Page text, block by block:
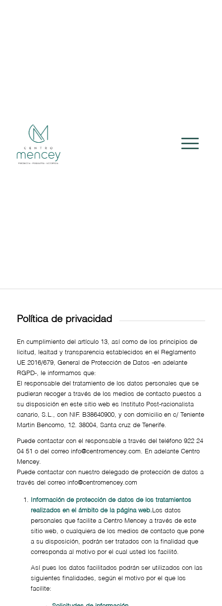
Política de privacidad
En cumplimiento del artículo 13, así como de los principios de
licitud, lealtad y transparencia establecidos en el Reglamento
UE 2016/679, General de Protección de Datos -en adelante
RGPD-, le informamos que:
El responsable del tratamiento de los datos personales que se
pudieran recoger a través de los medios de contacto puestos a
su disposición en este sitio web es Instituto Post-racionalista
canario, S.L., con NIF. B38640900, y con domicilio en c/ Teniente
Martin Bencomo, 12. 38004, Santa cruz de Tenerife.
Puede contactar con el responsable a través del teléfono 922 24
04 51 o del correo info@centromencey.com. En adelante Centro
Mencey.
Puede contactar con nuestro delegado de protección de datos a
través del correo info@centromencey.com
Información de protección de datos de los tratamientos
realizados en el ámbito de la página web. Los datos
personales que facilite a Centro Mencey a través de este
sitio web, o cualquiera de los medios de contacto que pone
a su disposición, podrán ser tratados con la finalidad que
corresponda al motivo por el cual usted los facilitó.
Así pues los datos facilitados podrán ser utilizados con las
siguientes finalidades, según el motivo por el que los
facilite: